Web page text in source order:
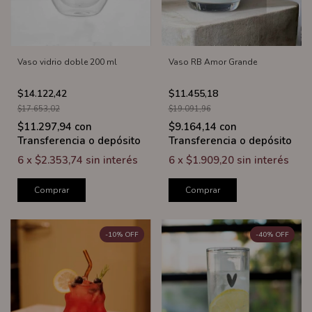
Vaso vidrio doble 200 ml
$14.122,42
$17.653,02
$11.297,94 con
Transferencia o depósito
6 x $2.353,74 sin interés
Comprar
Vaso RB Amor Grande
$11.455,18
$19.091,96
$9.164,14 con
Transferencia o depósito
6 x $1.909,20 sin interés
Comprar
-10% OFF -40% OFF